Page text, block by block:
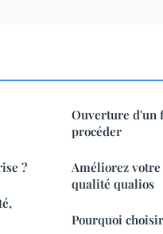
?
Ouverture d'un
procéder
Améliorez
qualité qualios
Pourquoi